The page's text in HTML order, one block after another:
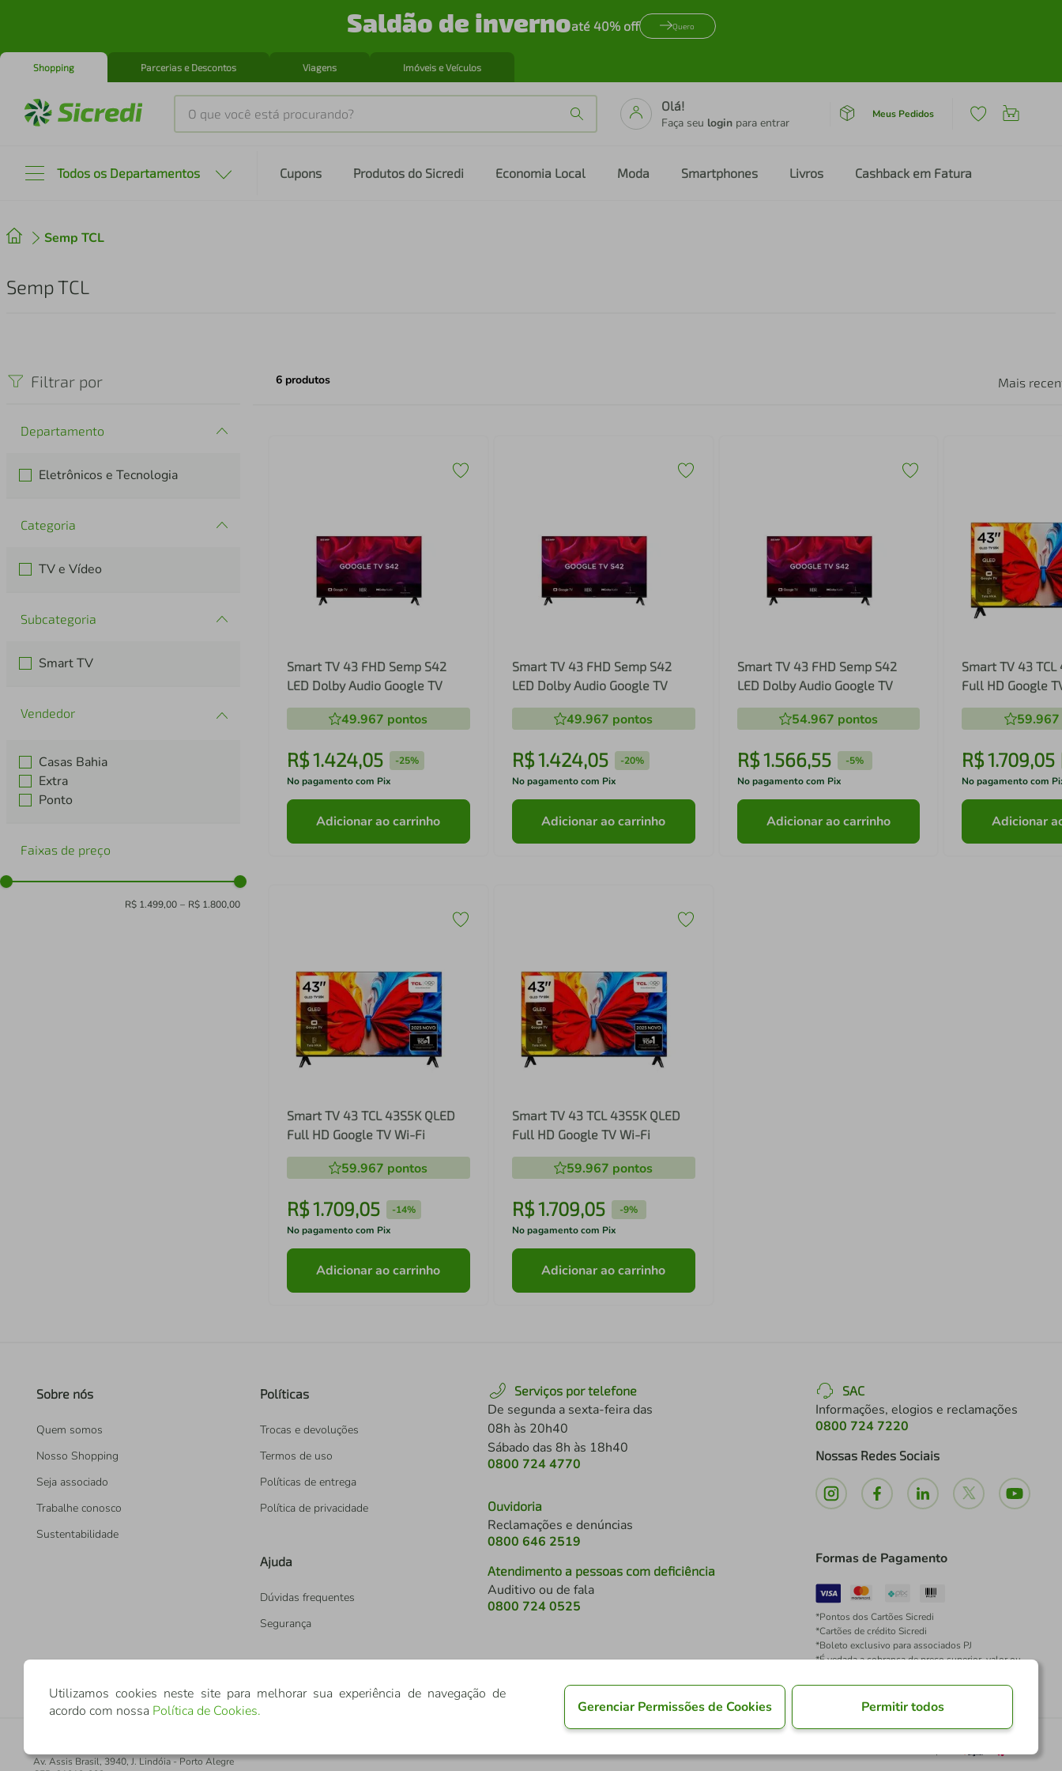
Saldão de invernoaté 40% off Quero
Shopping Parcerias e Descontos Viagens Imóveis e Veículos
O que você está procurando?
Olá!
Faça seu login para entrar
Meus Pedidos
Todos os Departamentos Cupons Produtos do Sicredi Economia Local Moda Smartphones Livros Cashback em Fatura
Semp TCL
Semp TCL
Filtrar por
Departamento
Eletrônicos e Tecnologia
Categoria
TV e Vídeo
Subcategoria
Smart TV
Casas Bahia
Extra
Ponto
Faixas de preço
R$ 1.499,00 – R$ 1.800,00
6 produtos Mais
Smart TV 43 FHD Semp S42
LED Dolby Audio Google TV
49.967 pontos
R$1.424,05 -25%
No pagamento com Pix
Adicionar ao carrinho
Smart TV 43 FHD Semp S42
LED Dolby Audio Google TV
49.967 pontos
R$1.424,05 -20%
No pagamento com Pix
Adicionar ao carrinho
Smart TV 43 FHD Semp S42
LED Dolby Audio Google TV
54.967 pontos
R$1.566,55 -5%
No pagamento com Pix
Adicionar ao carrinho
Smart TV 43 TCL
Full HD Google
59.967
R$1.709,05
No pagamento com
Adicionar
Smart TV 43 TCL 43S5K QLED
Full HD Google TV Wi-Fi
59.967 pontos
R$1.709,05 -14%
No pagamento com Pix
Adicionar ao carrinho
Smart TV 43 TCL 43S5K QLED
Full HD Google TV Wi-Fi
59.967 pontos
R$1.709,05 -9%
No pagamento com Pix
Adicionar ao carrinho
Sobre nós
Quem somos
Nosso Shopping
Seja associado
Trabalhe conosco
Sustentabilidade
Políticas
Trocas e devoluções
Termos de uso
Políticas de entrega
Política de privacidade
Ajuda
Dúvidas frequentes
Segurança
Serviços por telefone
De segunda a sexta-feira das
08h às 20h40
Sábado das 8h às 18h40
0800 724 4770
Ouvidoria
Reclamações e denúncias
0800 646 2519
Atendimento a pessoas com deficiência
Auditivo ou de fala
0800 724 0525
SAC
Informações, elogios e reclamações
0800 724 7220
Nossas Redes Sociais
Formas de Pagamento
*Pontos dos Cartões Sicredi
*Cartões de crédito Sicredi
*Boleto exclusivo para associados PJ
*É vedada a cobrança de preço superior, valor ou
Pix à vista.
Av. Assis Brasil, 3940, J. Lindóia - Porto Alegre
Utilizamos cookies neste site para melhorar sua experiência de navegação de
acordo com nossa Política de Cookies. Gerenciar Permissões de Cookies Permitir todos